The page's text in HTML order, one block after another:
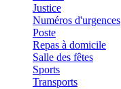
Justice
Numéros d'urgences
Poste
Repas à domicile
Salle des fêtes
Sports
Transports